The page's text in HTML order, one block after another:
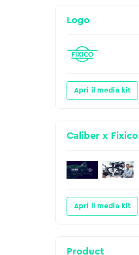
Logo
Apri il media kit
Caliber x
Apri il media kit
Product